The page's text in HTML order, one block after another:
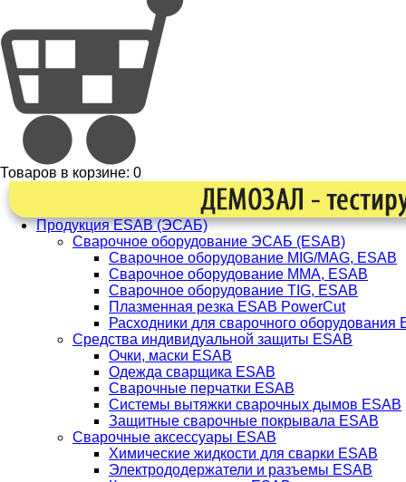
Товаров в корзине: 0
Продукция ESAB (ЭСАБ)
Сварочное оборудование ЭСАБ (ESAB)
Сварочное оборудование MIG/MAG, ESAB
Сварочное оборудование ММА, ESAB
Сварочное оборудование TIG, ESAB
Плазменная резка ESAB PowerCut
Расходники для сварочного оборудования
Средства индивидуальной защиты ESAB
Очки, маски ESAB
Одежда сварщика ESAB
Сварочные перчатки ESAB
Системы вытяжки сварочных дымов ESAB
Защитные сварочные покрывала ESAB
Сварочные аксессуары ESAB
Химические жидкости для сварки ESAB
Электрододержатели и разъемы ESAB